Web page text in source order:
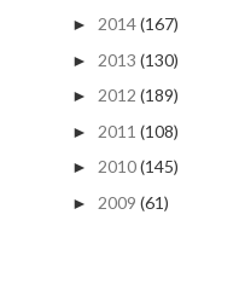
► 2014(167)
► 2013 (130)
► 2012 (189)
► 2011 (108)
► 2010(145)
► 2009 (61)